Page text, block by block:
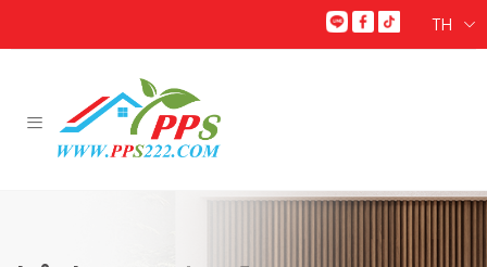
TH
Toggle mobile menu